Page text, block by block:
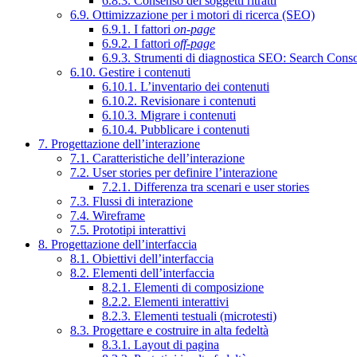
6.9. Ottimizzazione per i motori di ricerca (SEO)
6.9.1. I fattori on-page
6.9.2. I fattori off-page
6.9.3. Strumenti di diagnostica SEO: Search
6.10. Gestire i contenuti
6.10.1. L’inventario dei contenuti
6.10.2. Revisionare i contenuti
6.10.3. Migrare i contenuti
6.10.4. Pubblicare i contenuti
7. Progettazione dell’interazione
7.1. Caratteristiche dell’interazione
7.2. User stories per definire l’interazione
7.2.1. Differenza tra scenari e user stories
7.3. Flussi di interazione
7.4. Wireframe
7.5. Prototipi interattivi
8. Progettazione dell’interfaccia
8.1. Obiettivi dell’interfaccia
8.2. Elementi dell’interfaccia
8.2.1. Elementi di composizione
8.2.2. Elementi interattivi
8.2.3. Elementi testuali (microtesti)
8.3. Progettare e costruire in alta fedeltà
8.3.1. Layout di pagina